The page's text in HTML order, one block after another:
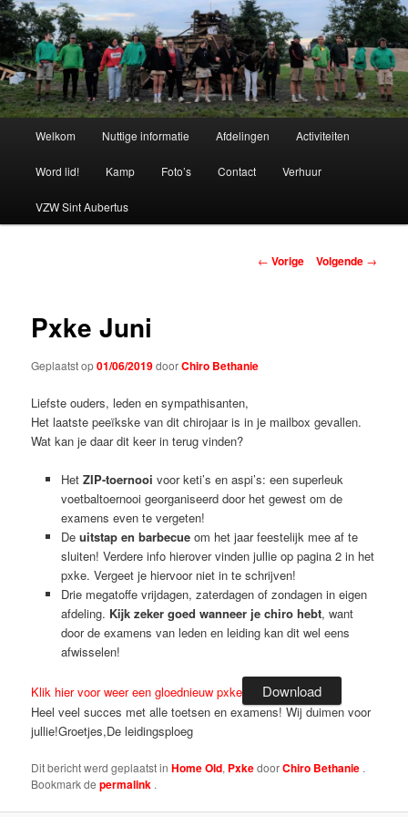
Spring
naar
primaire
inhoudChiro Bethanie
Welkom Nuttige informatie Afdelingen Activiteiten
Word lid! Kamp Foto’s Contact Verhuur
VZW Sint Aubertus
Berichtnavigatie
← Vorige Volgende →
Pxke Juni
Geplaatst op01/06/2019doorChiro Bethanie
Liefste ouders, leden en sympathisanten,
Het laatste peeïkske van dit chirojaar is in je mailbox gevallen.
Wat kan je daar dit keer in terug vinden?
Het ZIP-toernooi voor keti’s en aspi’s: een superleuk
voetbaltoernooi georganiseerd door het gewest om de
examens even te vergeten!
De uitstap en barbecueom het jaar feestelijk mee af te
sluiten! Verdere info hierover vinden jullie op pagina 2 in het
pxke. Vergeet je hiervoor niet in te schrijven!
Drie megatoffe vrijdagen, zaterdagen of zondagen in eigen
afdeling. Kijk zeker goed wanneer je chiro hebt, want
door de examens van leden en leiding kan dit wel eens
afwisselen!
Klik hier voor weer een gloednieuw pxke Download
Heel veel succes met alle toetsen en examens! Wij duimen voor
jullie!Groetjes,De leidingsploeg
Dit bericht werd geplaatst inHome Old, PxkedoorChiro Bethanie .
Bookmark depermalink .